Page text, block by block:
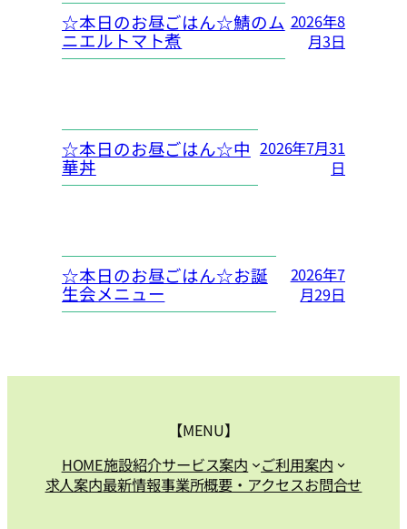
☆本日のお昼ごはん☆鯖のム
ニエルトマト煮
2026年8
月3日
☆本日のお昼ごはん☆中
華丼
2026年7月31
日
☆本日のお昼ごはん☆お誕
生会メニュー
2026年7
月29日
【MENU】
HOME施設紹介サービス案内
ご利用案内
求人案内最新情報事業所概要・アクセスお問合せ